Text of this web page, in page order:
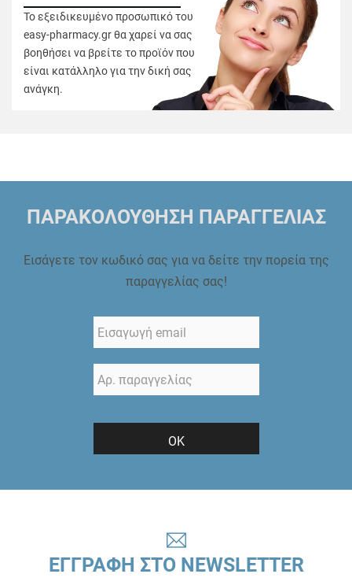
Το εξειδικευμένο προσωπικό του
easy-pharmacy.gr θα χαρεί να σας
βοηθήσει να βρείτε το προϊόν που
είναι κατάλληλο για την δική σας
ανάγκη.
ΠΑΡΑΚΟΛΟΥΘΗΣΗ ΠΑΡΑΓΓΕΛΙΑΣ
Εισάγετε τον κωδικό σας για να δείτε την πορεία της
παραγγελίας σας!
ΟΚ
ΕΓΓΡΑΦΗ ΣΤΟ NEWSLETTER